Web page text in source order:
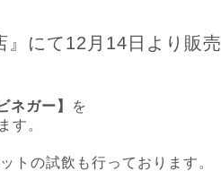
』にて12月14日より販売
ネガー】
を
す。
トの試飲も行っております。